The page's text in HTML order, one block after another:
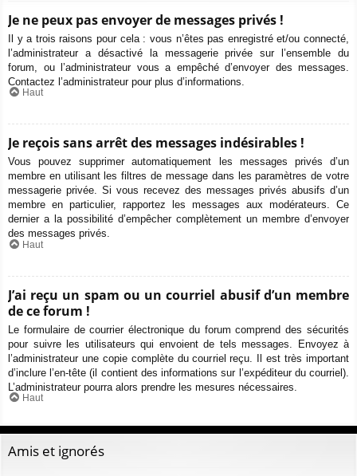
Je ne peux pas envoyer de messages privés !
Il y a trois raisons pour cela : vous n’êtes pas enregistré et/ou connecté,
l’administrateur a désactivé la messagerie privée sur l’ensemble du
forum, ou l’administrateur vous a empêché d’envoyer des messages.
Contactez l’administrateur pour plus d’informations.
Haut
Je reçois sans arrêt des messages indésirables !
Vous pouvez supprimer automatiquement les messages privés d’un
membre en utilisant les filtres de message dans les paramètres de votre
messagerie privée. Si vous recevez des messages privés abusifs d’un
membre en particulier, rapportez les messages aux modérateurs. Ce
dernier a la possibilité d’empêcher complètement un membre d’envoyer
des messages privés.
Haut
J’ai reçu un spam ou un courriel abusif d’un membre
de ce forum !
Le formulaire de courrier électronique du forum comprend des sécurités
pour suivre les utilisateurs qui envoient de tels messages. Envoyez à
l’administrateur une copie complète du courriel reçu. Il est très important
d’inclure l’en-tête (il contient des informations sur l’expéditeur du courriel).
L’administrateur pourra alors prendre les mesures nécessaires.
Haut
Amis et ignorés